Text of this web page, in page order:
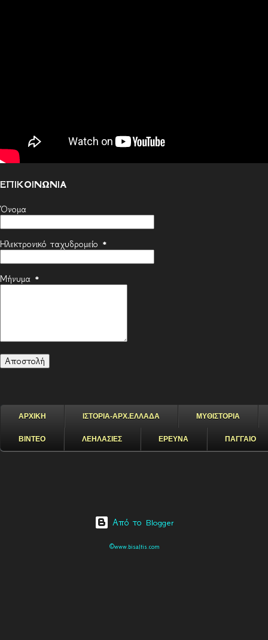
ΕΠΙΚΟΙΝΩΝΙΑ
Όνομα
Ηλεκτρονικό ταχυδρομείο *
Μήνυμα *
ΑΡΧΙΚΗ ΙΣΤΟΡΙΑ-ΑΡΧ.ΕΛΛΑΔΑ ΜΥΘΙΣΤΟΡΙΑ
ΒΙΝΤΕΟ ΛΕΗΛΑΣΙΕΣ ΕΡΕΥΝΑ ΠΑΓΓΑΙΟ
Από το Blogger
©www.bisaltis.com